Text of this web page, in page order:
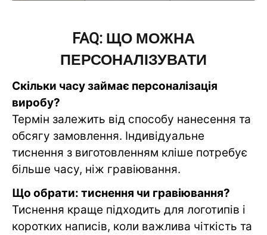
FAQ: ЩО МОЖНА
ПЕРСОНАЛІЗУВАТИ
Скільки часу займає персоналізація
виробу?
Термін залежить від способу нанесення та
обсягу замовлення. Індивідуальне
тиснення з виготовленням кліше потребує
більше часу, ніж гравіювання.
Що обрати: тиснення чи гравіювання?
Тиснення краще підходить для логотипів і
коротких написів, коли важлива чіткість та